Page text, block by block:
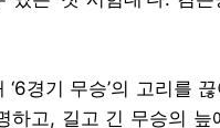
경기 무승’의 고리를
하고, 길고 긴 무승의 늪